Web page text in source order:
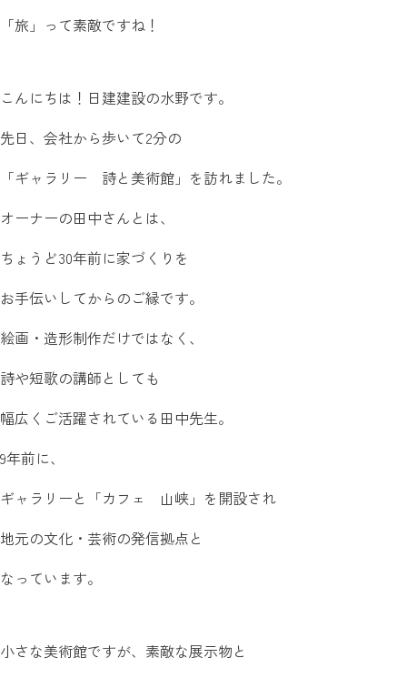
「旅」って素敵ですね！
こんにちは！日建建設の水野です。
先日、会社から歩いて2分の
「ギャラリー 詩と美術館」を訪れました。
オーナーの田中さんとは、
ちょうど30年前に家づくりを
お手伝いしてからのご縁です。
絵画・造形制作だけではなく、
詩や短歌の講師としても
幅広くご活躍されている田中先生。
9年前に、
ギャラリーと「カフェ 山峡」を開設され
地元の文化・芸術の発信拠点と
なっています。
小さな美術館ですが、素敵な展示物と